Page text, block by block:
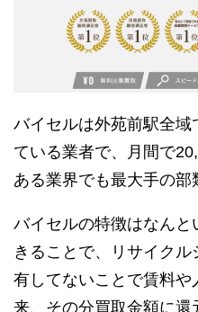
バイセルは外苑前駅全域
ている業者で、月間で
ある業界でも最大手の部
バイセルの特徴はなん
きることで、リサイク
有してないことで賃料や
来、その分買取金額に